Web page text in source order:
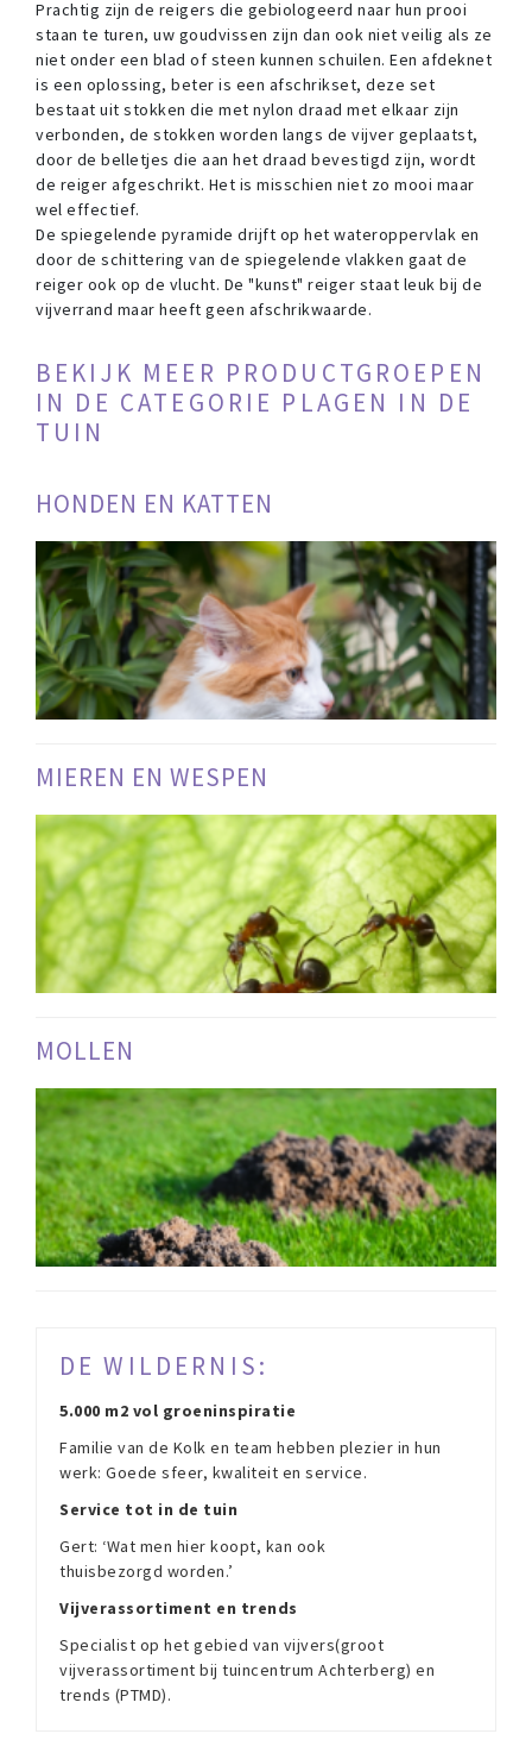
Prachtig zijn de reigers die gebiologeerd naar hun prooi
staan te turen, uw goudvissen zijn dan ook niet veilig als ze
niet onder een blad of steen kunnen schuilen. Een afdeknet
is een oplossing, beter is een afschrikset, deze set
bestaat uit stokken die met nylon draad met elkaar zijn
verbonden, de stokken worden langs de vijver geplaatst,
door de belletjes die aan het draad bevestigd zijn, wordt
de reiger afgeschrikt. Het is misschien niet zo mooi maar
wel effectief.
De spiegelende pyramide drijft op het wateroppervlak en
door de schittering van de spiegelende vlakken gaat de
reiger ook op de vlucht. De "kunst" reiger staat leuk bij de
vijverrand maar heeft geen afschrikwaarde.
BEKIJK MEER PRODUCTGROEPEN
IN DE CATEGORIE PLAGEN IN DE
TUIN
HONDEN EN KATTEN
MIEREN EN WESPEN
MOLLEN
DE WILDERNIS:
5.000 m2 vol groeninspiratie
Familie van de Kolk en team hebben plezier in hun
werk: Goede sfeer, kwaliteit en service.
Service tot in de tuin
Gert: ‘Wat men hier koopt, kan ook
thuisbezorgd worden.’
Vijverassortiment en trends
Specialist op het gebied van vijvers(groot
vijverassortiment bij tuincentrum Achterberg) en
trends (PTMD).